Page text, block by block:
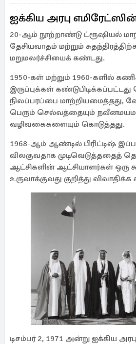
ஐக்கிய அரபு எமிரேட்ஸின்
20-ஆம் நூற்றாண்டு ட்ரூஷியல்
தேசியவாதம் மற்றும்
மறுமலர்ச்சியைக் கண்டது.
1950-கள் மற்றும் 1960-களில்
இருப்புக்கள்
நிலப்பரப்பை மாற்றியமைத்தது,
பெரும் செல்வத்தையும்
வழிவகைகளையும் கொடுத்தது.
1968-ஆம் ஆண்டில் பிரிட்டிஷ்
விலகுவதாக முடிவெடுத்ததைத்
ஆட்சிகளின் ஆட்சியாளர்கள் ஒரு
உருவாக்குவது குறித்து விவாதிக்க
டிசம்பர் 2, 1971 அன்று ஐக்கிய